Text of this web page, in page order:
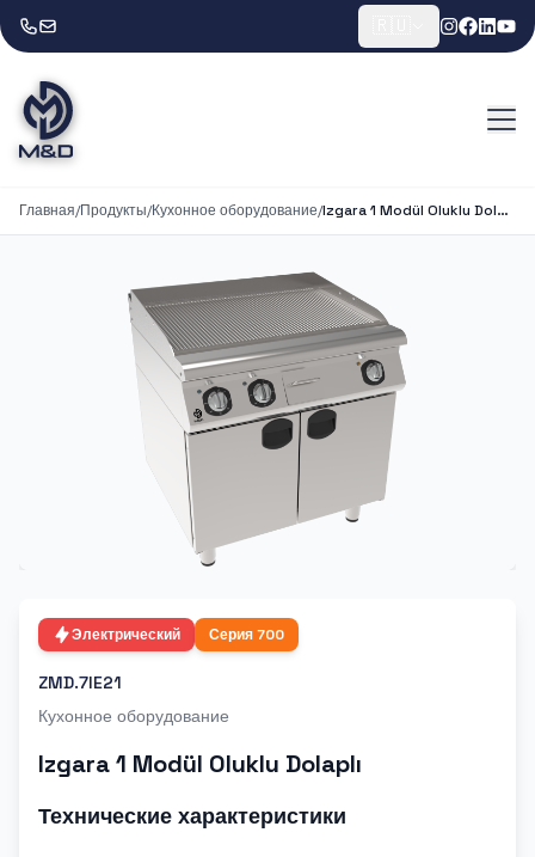
Главная/Продукты/Кухонное оборудование/ Izgara 1 Modül Oluklu Dolaplı
Электрический Серия700
ZMD.7IE21
Кухонное оборудование
Izgara 1 Modül Oluklu Dolaplı
Технические характеристики